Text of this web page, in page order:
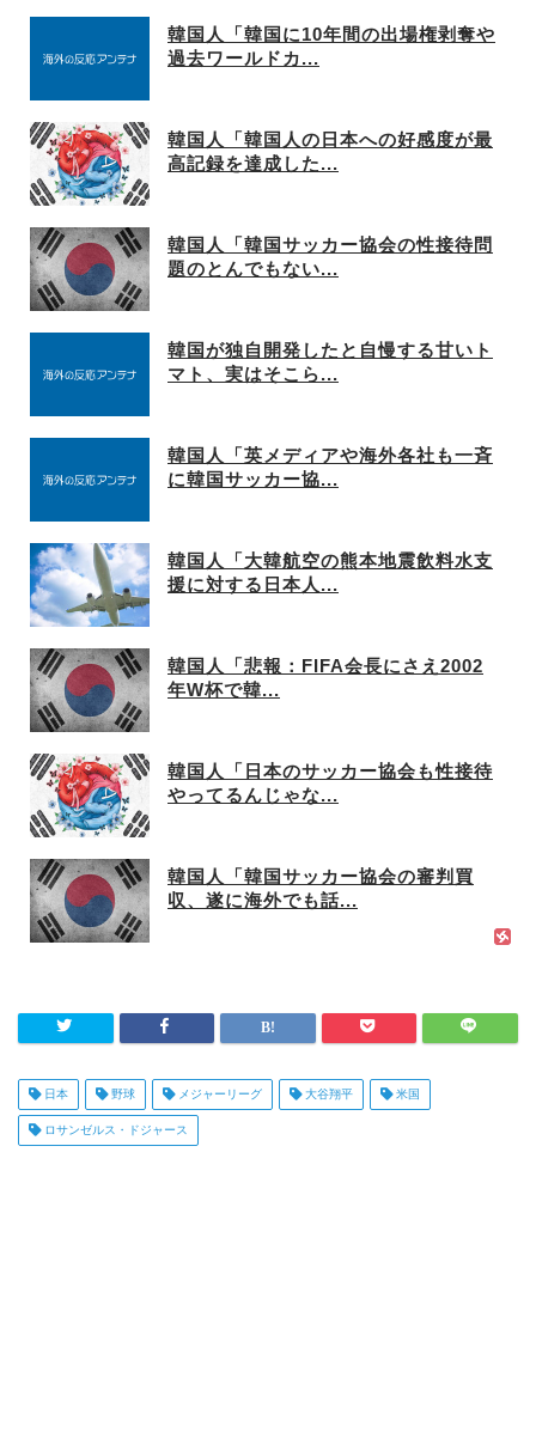
韓国人「韓国に10年間の出場権剥奪や
過去ワールドカ...
韓国人「韓国人の日本への好感度が最
高記録を達成した...
韓国人「韓国サッカー協会の性接待問
題のとんでもない...
韓国が独自開発したと自慢する甘いト
マト、実はそこら...
韓国人「英メディアや海外各社も一斉
に韓国サッカー協...
韓国人「大韓航空の熊本地震飲料水支
援に対する日本人...
韓国人「悲報：FIFA会長にさえ2002
年W杯で韓...
韓国人「日本のサッカー協会も性接待
やってるんじゃな...
韓国人「韓国サッカー協会の審判買
収、遂に海外でも話...
日本 野球 メジャーリーグ 大谷翔平 米国
ロサンゼルス・ドジャース